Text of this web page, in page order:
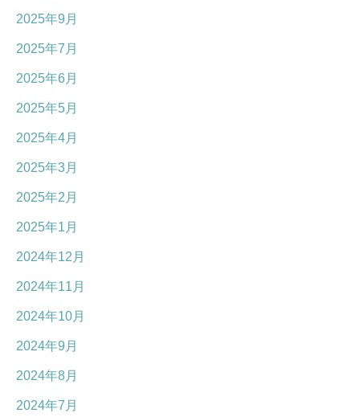
2025年9月
2025年7月
2025年6月
2025年5月
2025年4月
2025年3月
2025年2月
2025年1月
2024年12月
2024年11月
2024年10月
2024年9月
2024年8月
2024年7月